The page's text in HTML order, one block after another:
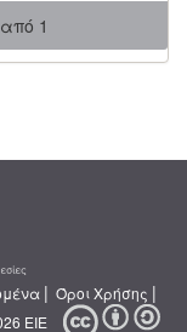
1
| Όροι Χρήσης |
ΕΙΕ